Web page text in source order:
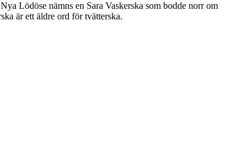
Lödöse nämns en Sara Vaskerska som bodde norr om
är ett äldre ord för tvätterska.